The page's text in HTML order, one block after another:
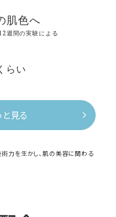
肌色へ
週間の実験による
らい
見る
力を生かし、肌の美容に関わる